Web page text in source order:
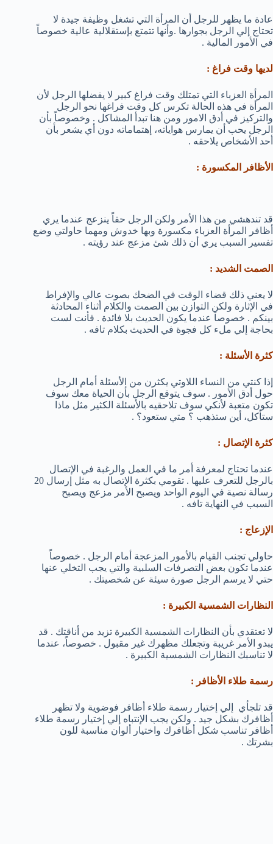
عادة ما يظهر للرجل أن المرأة التي تشغل وظيفة جيدة لا
تحتاج إلي الرجل بجوارها .وأنها تتمتع بإستقلالية عالية خصوصاً
في الأمور المالية .
لديها وقت فراغ :
المرأة العزباء التي تمتلك وقت فراغ كبير لا يفضلها الرجل لأن
المرأة في هذه الحالة تكرس كل وقت فراغها نحو الرجل
والتركيز في أدق الامور ومن هنا تبدأ المشاكل . وخصوصاً بأن
الرجل يحب أن يمارس هواياته، إهتماماته دون أي يشعر بأن
أحد الأشخاص يلاحقه .
الأظافر المكسورة :
قد تندهشي من هذا الأمر ولكن الرجل حقاً ينزعج عندما يري
أظافر المرأة العزباء مكسورة وبها خدوش ومهما حاولتي وضع
تفسير السبب يري أن ذلك شئ مزعج عند رؤيته .
الصمت الشديد :
لا يعني ذلك قضاء الوقت في الضحك بصوت عالي والإفراط
في الإثارة ولكن التوازن بين الصمت والكلام أثناء المحادثة
بينكم . خصوصاً عندما يكون الحديث بلا فائدة . فأنت لست
بحاجة إلي ملء كل فجوة في الحديث بكلام تافه .
كثرة الأسئلة :
إذا كنتي من النساء اللاوتي يكثرن من الأسئلة أمام الرجل
حول أدق الأمور . سوف يتوقع الرجل بأن الحياة معك سوف
تكون متعبة لأنكي سوف تلاحقيه بالأسئلة الكثير مثل ماذا
ستأكل، أين ستذهب ؟ متي ستعود؟ .
كثرة الإتصال :
عندما تحتاج لمعرفة أمر ما في العمل والرغبة في الإتصال
بالرجل للتعرف عليها . تقومي بكثرة الإتصال به مثل إرسال 20
رسالة نصية في اليوم الواحد ويصبح الأمر مزعج ويصبح
السبب في النهاية تافه .
الإزعاج :
حاولي تجنب القيام بالأمور المزعجة أمام الرجل . خصوصاً
عندما تكون بعض التصرفات السلبية والتي يجب التخلي عنها
حتي لا يرسم الرجل صورة سيئة عن شخصيتك .
النظارات الشمسية الكبيرة :
لا تعتقدي بأن النظارات الشمسية الكبيرة تزيد من أناقتك . قد
يبدو الأمر غريبة وتجعلك مظهرك غير مقبول . خصوصاً، عندما
لا تناسبك النظارات الشمسية الكبيرة .
رسمة طلاء الأظافر :
قد تلجأي إلي إختيار رسمة طلاء أظافر فوضوية ولا تظهر
أظافرك بشكل جيد . ولكن يجب الإنتباه إلي إختيار رسمة طلاء
أظافر تناسب شكل أظافرك واختيار ألوان مناسبة للون
بشرتك .